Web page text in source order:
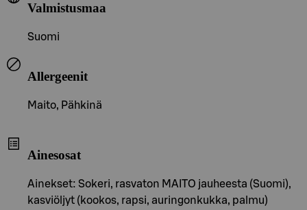
Valmistusmaa
Suomi
Allergeenit
Maito, Pähkinä
Ainesosat
Ainekset: Sokeri, rasvaton MAITO jauheesta (Suomi),
kasviöljyt (kookos, rapsi, auringonkukka, palmu)